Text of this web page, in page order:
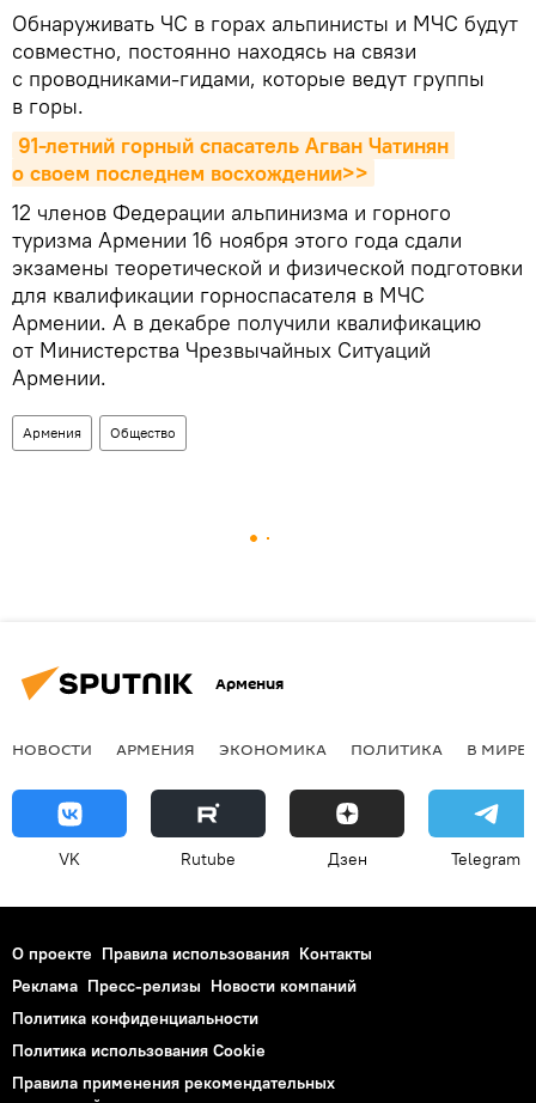
Обнаруживать ЧС в горах альпинисты и МЧС будут
совместно, постоянно находясь на связи
с проводниками-гидами, которые ведут группы
в горы.
91-летний горный спасатель Агван Чатинян
о своем последнем восхождении>>
12 членов Федерации альпинизма и горного
туризма Армении 16 ноября этого года сдали
экзамены теоретической и физической подготовки
для квалификации горноспасателя в МЧС
Армении. А в декабре получили квалификацию
от Министерства Чрезвычайных Ситуаций
Армении.
Армения Общество
Армения
НОВОСТИ АРМЕНИЯ ЭКОНОМИКА ПОЛИТИКА В МИРЕ
VK Rutube Дзен Telegram
О проекте Правила использования Контакты
Реклама Пресс-релизы Новости компаний
Политика конфиденциальности
Политика использования Cookie
Правила применения рекомендательных